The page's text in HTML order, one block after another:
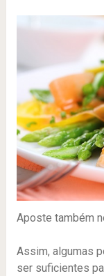
Aposte também
Assim, algumas
ser suficientes